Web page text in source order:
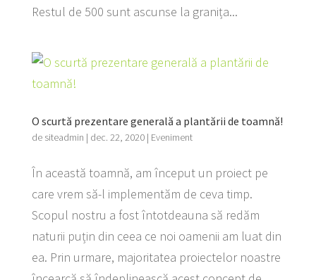
Restul de 500 sunt ascunse la granița...
O scurtă prezentare generală a plantării de toamnă!
de siteadmin | dec. 22, 2020| Eveniment
În această toamnă, am început un proiect pe
care vrem să-l implementăm de ceva timp.
Scopul nostru a fost întotdeauna să redăm
naturii puțin din ceea ce noi oamenii am luat din
ea. Prin urmare, majoritatea proiectelor noastre